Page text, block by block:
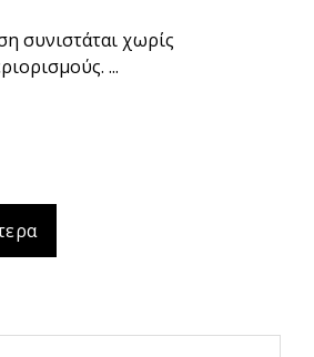
συνιστάται χωρίς
...